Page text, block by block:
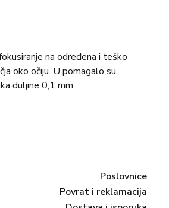
na određena i teško
oko očiju. U pomagalo su
duljine 0,1 mm.
Poslovnice
Povrat i reklamacija